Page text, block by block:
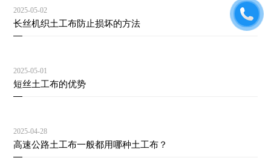
2025-05-02
长丝机织土工布防止损坏的方法
2025-05-01
短丝土工布的优势
2025-04-28
高速公路土工布一般都用哪种土工布？